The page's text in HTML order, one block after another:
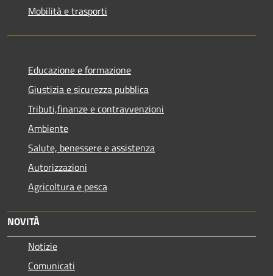
Mobilità e trasporti
Educazione e formazione
Giustizia e sicurezza pubblica
Tributi,finanze e contravvenzioni
Ambiente
Salute, benessere e assistenza
Autorizzazioni
Agricoltura e pesca
NOVITÀ
Notizie
Comunicati